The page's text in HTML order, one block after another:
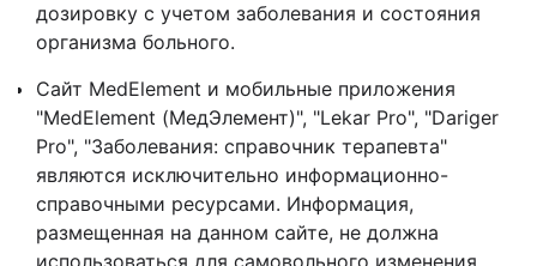
дозировку с учетом заболевания и состояния
организма больного.
Сайт MedElement и мобильные приложения
"MedElement (МедЭлемент)", "Lekar Pro", "Dariger
Pro", "Заболевания: справочник терапевта"
являются исключительно информационно-
справочными ресурсами. Информация,
размещенная на данном сайте, не должна
использоваться для самовольного изменения